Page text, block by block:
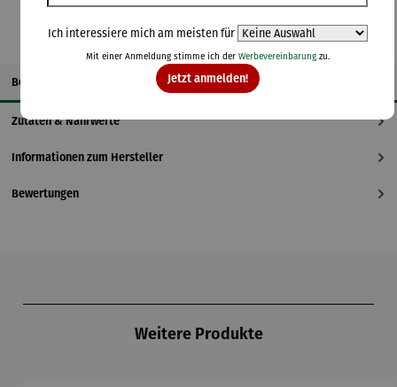
Beschreibung
Zutaten & Nährwerte
Informationen zum Hersteller
Bewertungen
Weitere Produkte
Ich interessiere mich am meisten für
Mit einer Anmeldung stimme ich der Werbevereinbarungzu.
Jetzt anmelden!